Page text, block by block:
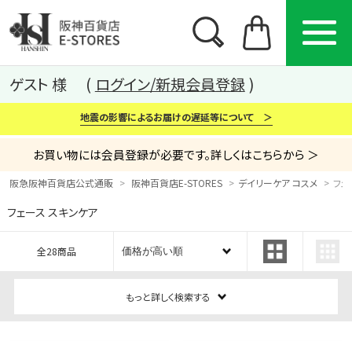
カテゴリー ブランド 特集
から探す
ゲスト 様 ログイン/新規会員登録
地震の影響によるお届けの遅延等について ＞
お買い物には会員登録が必要です。詳しくはこちらから ＞
阪急阪神百貨店公式通販 阪神百貨店E-STORES デイリーケア コスメ フ
フェース スキンケア
全28商品
もっと詳しく検索する